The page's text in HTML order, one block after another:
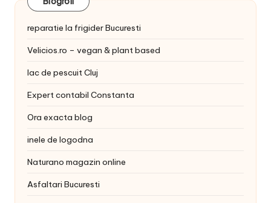
reparatie la frigider Bucuresti
Velicios.ro – vegan & plant based
lac de pescuit Cluj
Expert contabil Constanta
Ora exacta blog
inele de logodna
Naturano magazin online
Asfaltari Bucuresti